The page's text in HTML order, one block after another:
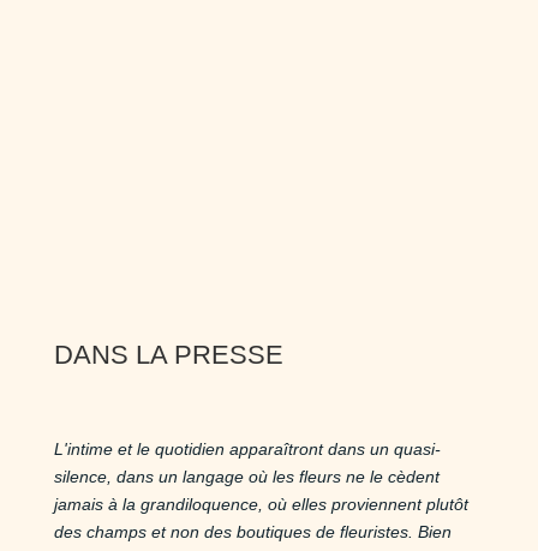
DANS LA PRESSE
L'intime et le quotidien apparaîtront dans un quasi-
silence, dans un langage où les fleurs ne le cèdent
jamais à la grandiloquence, où elles proviennent plutôt
des champs et non des boutiques de fleuristes. Bien